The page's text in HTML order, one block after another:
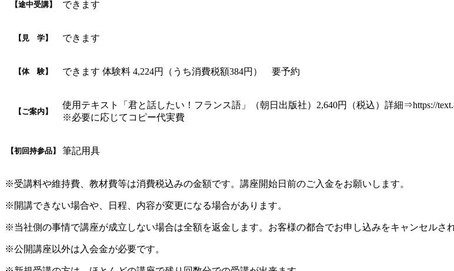
【途中受講】 できます
【見 学】 できます
【体 験】 できます 体験料 4,224円（うち消費税額384円） 要予約
【ご案内】
使用テキスト「君と話したい！フランス語」（朝日出版社）2,640円（税込）詳細⇒https://
※必要に応じてコピー代実費
【初回持参品】 筆記用具
※受講料や維持費、教材費等は消費税込みの金額です。講座開始日前のご入金をお願いします。
※開講できない場合や、日程、内容が変更になる場合があります。
※当社側の事情で講座が成立しない場合は全額を返金します。お客様の都合でお申し込みをキャンセルさ
※公開講座以外は入会金が必要です。